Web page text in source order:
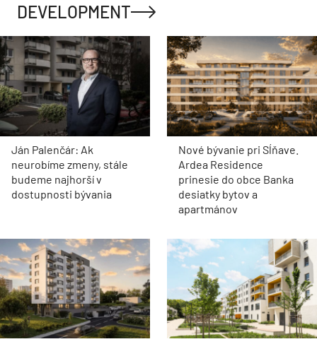
DEVELOPMENT
Ján Palenčár: Ak
neurobíme zmeny, stále
budeme najhorší v
dostupnosti bývania
Nové bývanie pri Sĺňave.
Ardea Residence
prinesie do obce Banka
desiatky bytov a
apartmánov